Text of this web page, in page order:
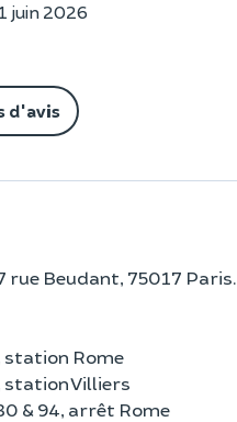
juin 2026
d'avis
rue Beudant, 75017 Paris.
station Rome
station Villiers
& 94, arrêt Rome